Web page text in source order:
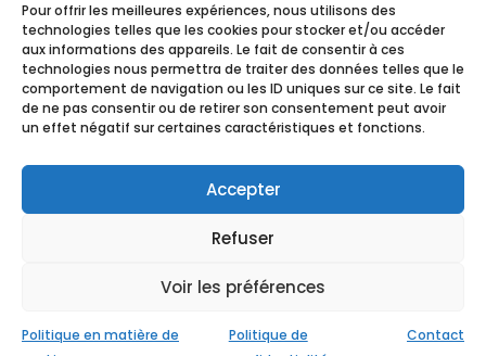
Pour offrir les meilleures expériences, nous utilisons des
technologies telles que les cookies pour stocker et/ou accéder
aux informations des appareils. Le fait de consentir à ces
technologies nous permettra de traiter des données telles que le
comportement de navigation ou les ID uniques sur ce site. Le fait
de ne pas consentir ou de retirer son consentement peut avoir
un effet négatif sur certaines caractéristiques et fonctions.
Accepter
Refuser
Voir les préférences
Politique en matière de
Politique de
Contact
Recherche ...
EMCCBelgiumasbl
Hive5
Belgium
Courriel :contact@emccbelgium.org
© 2026 EMCC Belgium. Tous CGU|Politique de confidentialité